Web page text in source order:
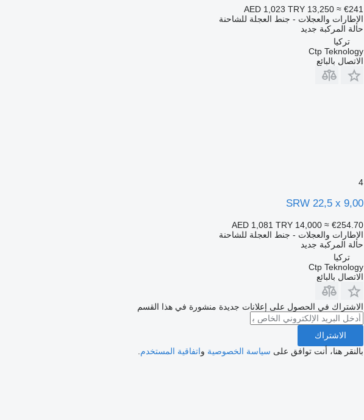
AED 1,023 TRY 13,250 ≈ €241
الإطارات والعجلات - جنط العجلة للشاحنة
حالة المركبة جديد
تركيا
Ctp Teknology
الاتصال بالبائع
4
SRW 22,5 x 9,00
AED 1,081 TRY 14,000 ≈ €254.70
الإطارات والعجلات - جنط العجلة للشاحنة
حالة المركبة جديد
تركيا
Ctp Teknology
الاتصال بالبائع
الاشتراك في الحصول على إعلانات جديدة منشورة في هذا القسم
الاشتراك
بالنقر هنا، أنت توافق على سياسة الخصوصية واتفاقية المستخدم